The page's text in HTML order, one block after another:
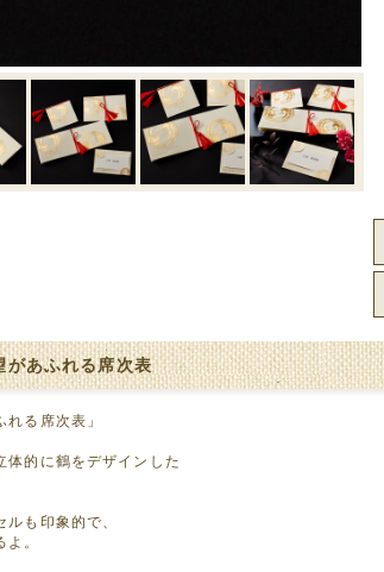
があふれる席次表
る席次表」
体的に鶴をデザインした
も印象的で、
。